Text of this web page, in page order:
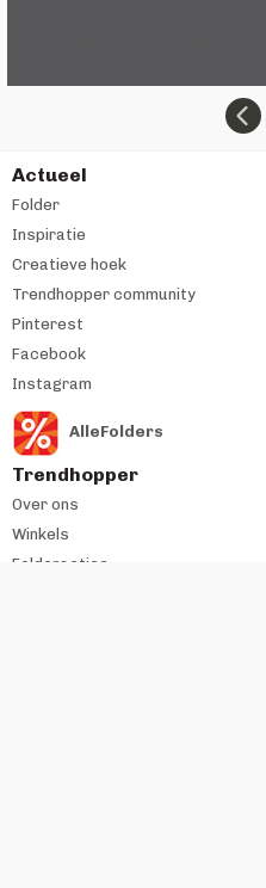
Actueel
Folder
Inspiratie
Creatieve hoek
Trendhopper community
Pinterest
Facebook
Instagram
AlleFolders
Trendhopper
Over ons
Winkels
Folderacties